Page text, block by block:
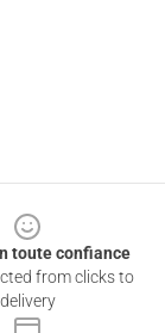
toute confiance
from clicks to
delivery